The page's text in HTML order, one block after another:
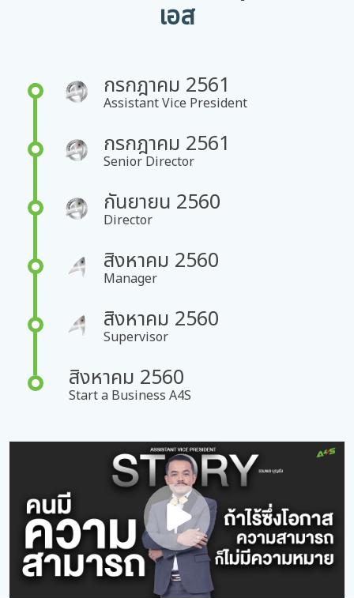
เอส
กรกฎาคม 2561
Assistant Vice President
กรกฎาคม 2561
Senior Director
กันยายน 2560
Director
สิงหาคม 2560
Manager
สิงหาคม 2560
Supervisor
สิงหาคม 2560
Start a Business A4S